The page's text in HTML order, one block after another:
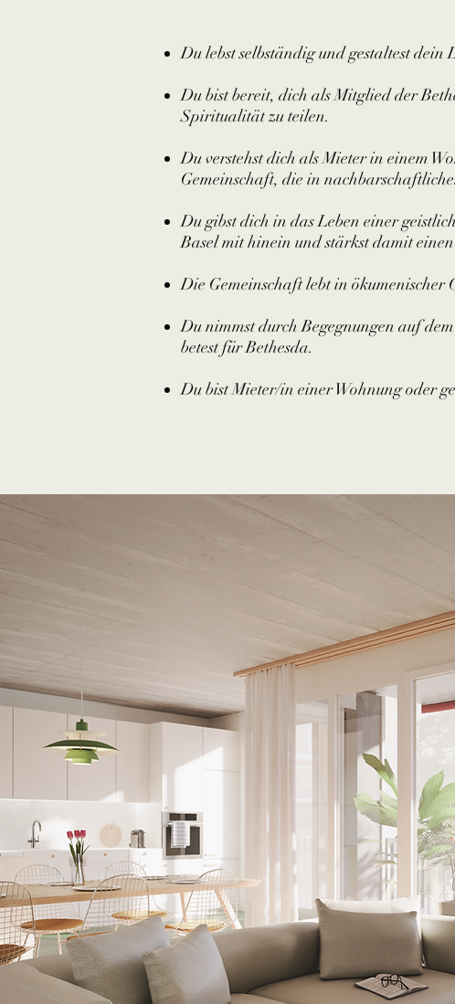
Du lebst selbständig und gestaltest
Du bist bereit, dich als Mitglied der
Spiritualität zu teilen.
Du verstehst dich als Mieter in einem
Gemeinschaft, die in
Du gibst dich in das Leben einer
Basel mit hinein und stärkst damit
Die Gemeinschaft lebt in
Du nimmst durch Begegnungen auf
betest für Bethesda.
Du bist Mieter/in einer Wohnung oder